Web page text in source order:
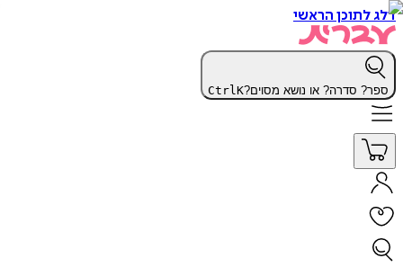
לתוכן הראשי
סדרה? או נושא מסוים? CtrlK